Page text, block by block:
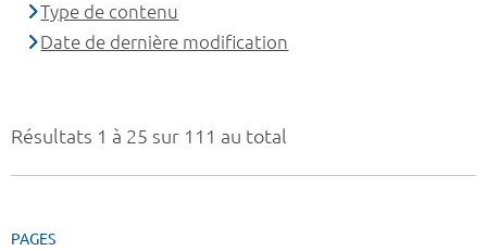
Résultats 1 à 25 sur 111 au total
PAGES
Type de contenu
Date de dernière modification